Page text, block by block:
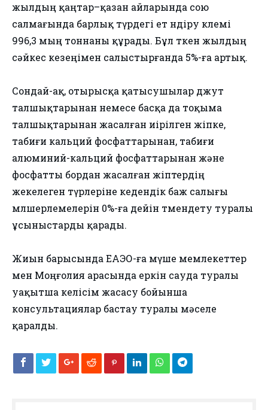
жылдың қаңтар–қазан айларында сою
салмағында барлық түрдегі ет өндіру көлемі
996,3 мың тоннаны құрады. Бұл өткен жылдың
сәйкес кезеңімен салыстырғанда 5%-ға артық.
Сондай-ақ, отырысқа қатысушылар джут
талшықтарынан немесе басқа да тоқыма
талшықтарынан жасалған иірілген жіпке,
табиғи кальций фосфаттарынан, табиғи
алюминий-кальций фосфаттарынан және
фосфатты бордан жасалған жіптердің
жекелеген түрлеріне кедендік баж салығы
мөлшерлемелерін 0%-ға дейін төмендету туралы
ұсыныстарды қарады.
Жиын барысында ЕАЭО-ға мүше мемлекеттер
мен Моңғолия арасында еркін сауда туралы
уақытша келісім жасасу бойынша
консультациялар бастау туралы мәселе
қаралды.